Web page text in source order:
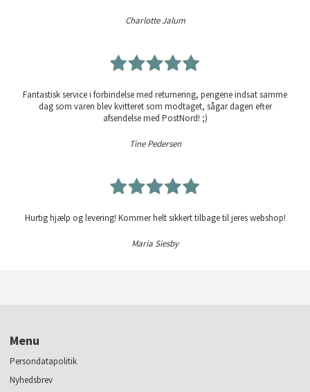
Charlotte Jalum
Fantastisk service i forbindelse med returnering, pengene indsat samme
dag som varen blev kvitteret som modtaget, sågar dagen efter
afsendelse med PostNord! ;)
Tine Pedersen
Hurtig hjælp og levering! Kommer helt sikkert tilbage til jeres webshop!
Maria Siesby
Menu
Persondatapolitik
Nyhedsbrev